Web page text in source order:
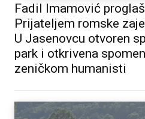
Fadil Imamović
Prijateljem romske
U Jasenovcu otvoren
park i otkrivena
zeničkom humanisti